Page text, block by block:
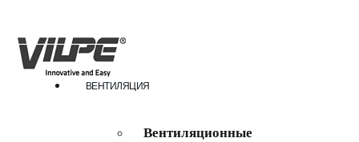
ВЕНТИЛЯЦИЯ
Вентиляционные